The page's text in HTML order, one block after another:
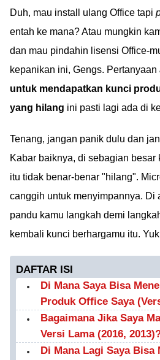
Duh, mau install ulang Office tapi
entah ke mana? Atau mungkin
dan mau pindahin lisensi Office-
kepanikan ini, Gengs. Pertanyaan
untuk mendapatkan kunci
yang hilang ini pasti lagi ada di
Tenang, jangan panik dulu dan
Kabar baiknya, di sebagian besar
itu tidak benar-benar "hilang".
canggih untuk menyimpannya. Di
pandu kamu langkah demi
kembali kunci berhargamu itu.
DAFTAR ISI
Di Mana Saya Bisa
Produk Office Saya
Bagaimana Jika Saya
Versi Lama (2016,
Di Mana Lagi Saya Bisa